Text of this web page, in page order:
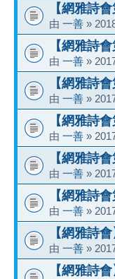
【網雅詩
由 一善 »
【網雅詩
由 一善 »
【網雅詩
由 一善 »
【網雅詩
由 一善 »
【網雅詩
由 一善 »
【網雅詩
由 一善 »
【網雅詩
由 一善 »
【網雅詩